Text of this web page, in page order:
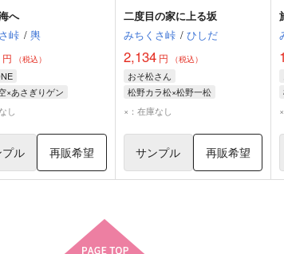
へ
峠 / 輿
円 （税込）
×あさぎりゲン
し
ル 再販希望
二度目の家に上る坂
みちくさ峠 / ひしだ
2,134円 （税込）
おそ松さん
松野カラ松×松野一松
松野カラ松
×：在庫なし
サンプル 再販希望